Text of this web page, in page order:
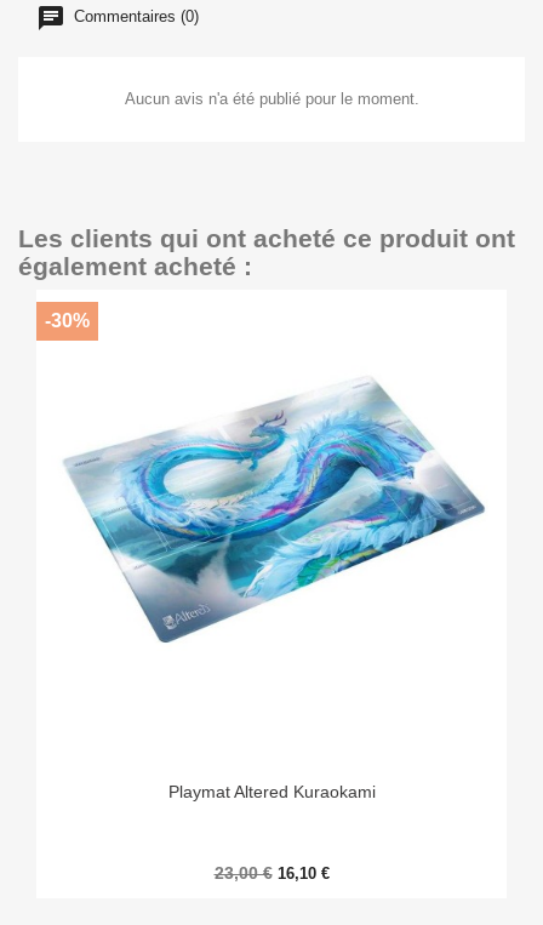
Commentaires (0)
Aucun avis n'a été publié pour le moment.
Les clients qui ont acheté ce produit ont
également acheté :
Playmat Altered Kuraokami
23,00 € 16,10 €
-30%